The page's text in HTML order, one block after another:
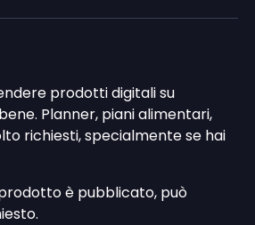
prodotti digitali su
Planner, piani alimentari,
richiesti, specialmente se hai
è pubblicato, può